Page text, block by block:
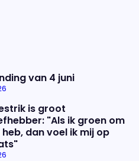
van 4 juni
is groot
"Als ik groen om
heb, dan voel ik mij op